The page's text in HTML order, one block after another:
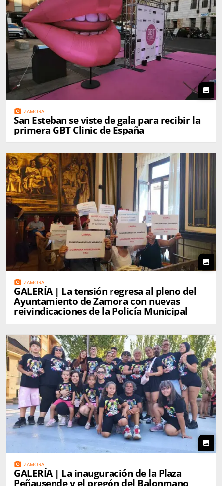
photo
photo_camera ZAMORA
San Esteban se viste de gala para recibir la
primera GBT Clinic de España
photo
photo_camera ZAMORA
GALERÍA | La tensión regresa al pleno del
Ayuntamiento de Zamora con nuevas
reivindicaciones de la Policía Municipal
photo
photo_camera ZAMORA
GALERÍA | La inauguración de la Plaza
Peñausende y el pregón del Balonmano